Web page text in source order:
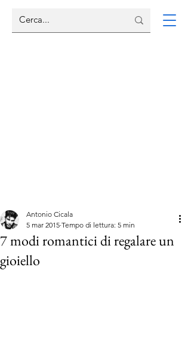
7 modi romantici di regalare un
gioiello
Antonio Cicala
5 mar 2015 Tempo di lettura: 5 min